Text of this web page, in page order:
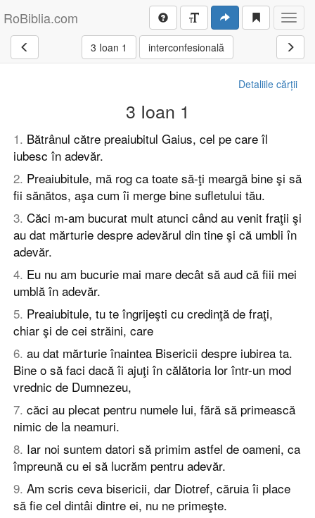
RoBiblia.com
3 Ioan 1 interconfesională
Detaliile cărții
3 Ioan 1
1. Bătrânul către preaiubitul Gaius, cel pe care îl
iubesc în adevăr.
2. Preaiubitule, mă rog ca toate să-ţi meargă bine şi să
fii sănătos, aşa cum îi merge bine sufletului tău.
3. Căci m-am bucurat mult atunci când au venit fraţii şi
au dat mărturie despre adevărul din tine şi că umbli în
adevăr.
4. Eu nu am bucurie mai mare decât să aud că fiii mei
umblă în adevăr.
5. Preaiubitule, tu te îngrijeşti cu credinţă de fraţi,
chiar şi de cei străini, care
6. au dat mărturie înaintea Bisericii despre iubirea ta.
Bine o să faci dacă îi ajuţi în călătoria lor într-un mod
vrednic de Dumnezeu,
7. căci au plecat pentru numele lui, fără să primească
nimic de la neamuri.
8. Iar noi suntem datori să primim astfel de oameni, ca
împreună cu ei să lucrăm pentru adevăr.
9. Am scris ceva bisericii, dar Diotref, căruia îi place
să fie cel dintâi dintre ei, nu ne primeşte.